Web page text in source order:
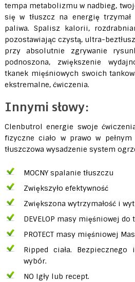
tempa metabolizmu w nadbieg,
się w tłuszcz na energię
paliwa. Spalisz kalorii,
pozostawiając czystą, ultra-
przy absolutnie zgrywanie
podnoszona, zwiększenie
tkanek mięśniowych swoich
ekstremalne, ćwiczenia.
Innymi słowy:
Clenbutrol energie swoje
fizyczne ciało w prawo w
tłuszczowa wysadzenie system
MOCNY spalanie tłuszczu
Zwiększyło efektywność
Zwiększona wytrzymałość i
DEVELOP masy mięśniowej
PROTECT masy mięśniowej
Ripped ciała.
wybór.
NO Igły lub recept.